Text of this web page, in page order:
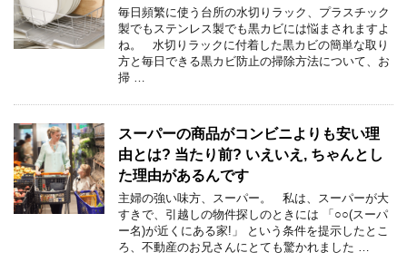
毎日頻繁に使う台所の水切りラック、プラスチック
製でもステンレス製でも黒カビには悩まされますよ
ね。 水切りラックに付着した黒カビの簡単な取り
方と毎日できる黒カビ防止の掃除方法について、お
掃 …
スーパーの商品がコンビニよりも安い理
由とは? 当たり前? いえいえ, ちゃんとし
た理由があるんです
主婦の強い味方、スーパー。 私は、スーパーが大
すきで、引越しの物件探しのときには 「○○(スーパ
ー名)が近くにある家!」 という条件を提示したとこ
ろ、不動産のお兄さんにとても驚かれました …